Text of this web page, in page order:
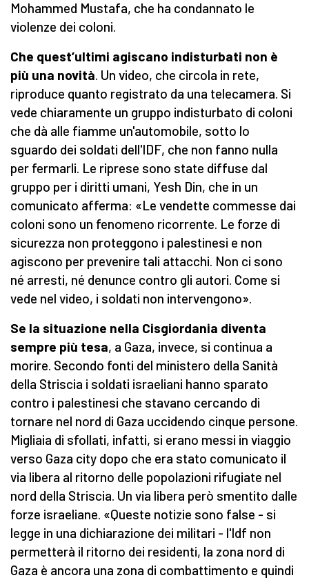
Mohammed Mustafa, che ha condannato le
violenze dei coloni.
Che quest’ultimi agiscano indisturbati non è
più una novità. Un video, che circola in rete,
riproduce quanto registrato da una telecamera. Si
vede chiaramente un gruppo indisturbato di coloni
che dà alle fiamme un'automobile, sotto lo
sguardo dei soldati dell'IDF, che non fanno nulla
per fermarli. Le riprese sono state diffuse dal
gruppo per i diritti umani, Yesh Din, che in un
comunicato afferma: «Le vendette commesse dai
coloni sono un fenomeno ricorrente. Le forze di
sicurezza non proteggono i palestinesi e non
agiscono per prevenire tali attacchi. Non ci sono
né arresti, né denunce contro gli autori. Come si
vede nel video, i soldati non intervengono».
Se la situazione nella Cisgiordania diventa
sempre più tesa, a Gaza, invece, si continua a
morire. Secondo fonti del ministero della Sanità
della Striscia i soldati israeliani hanno sparato
contro i palestinesi che stavano cercando di
tornare nel nord di Gaza uccidendo cinque persone.
Migliaia di sfollati, infatti, si erano messi in viaggio
verso Gaza city dopo che era stato comunicato il
via libera al ritorno delle popolazioni rifugiate nel
nord della Striscia. Un via libera però smentito dalle
forze israeliane. «Queste notizie sono false - si
legge in una dichiarazione dei militari - l'Idf non
permetterà il ritorno dei residenti, la zona nord di
Gaza è ancora una zona di combattimento e quindi